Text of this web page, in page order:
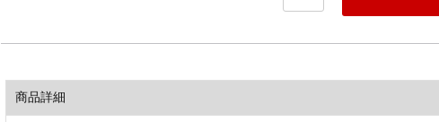
商品詳細